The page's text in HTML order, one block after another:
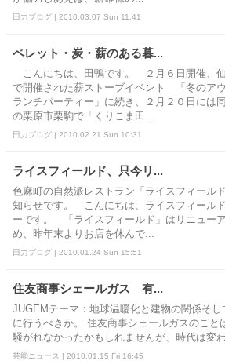
田力ブログ | 2010.03.07 Sun 11:41
ペレット・炭・薪のある暮...
こんにちは、田鴨です。 ２月６日開催、
で開催された薪ストーブイベント 「冬のアウ
ランチパーティー」に続き、２月２０日には
の栗原市栗駒で「くりこま田...
田力ブログ | 2010.02.21 Sun 10:31
ライスフィールド、只今リ...
色麻町の自然派レストラン「ライスフィール
知らせです。 こんにちは、ライスフィール
ーです。 「ライスフィールド」はリニュー
め、昨年末よりお店を休んで...
田力ブログ | 2010.01.24 Sun 15:51
住友商事シェールガス 有...
JUGEMテーマ：地球温暖化と建物の関係そ
に行うべきか。 住友商事シェールガスのこと
騒がれなかったかもしれませんが、時代は変
芸能ニュース | 2010.01.15 Fri 16:45